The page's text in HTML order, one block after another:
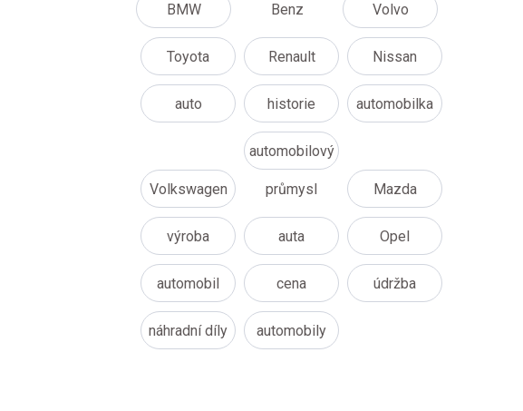
BMW Benz Volvo
Toyota Renault Nissan
auto historie automobilka
Volkswagen
automobilový
průmysl Mazda
výroba auta Opel
automobil cena údržba
náhradní díly automobily